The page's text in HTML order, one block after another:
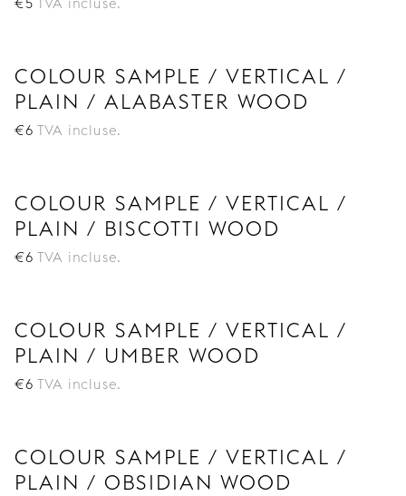
COLOUR SAMPLE / VERTICAL /
PLAIN / ALABASTER WOOD
€6 TVA incluse.
COLOUR SAMPLE / VERTICAL /
PLAIN / BISCOTTI WOOD
€6 TVA incluse.
COLOUR SAMPLE / VERTICAL /
PLAIN / UMBER WOOD
€6 TVA incluse.
COLOUR SAMPLE / VERTICAL /
PLAIN / OBSIDIAN WOOD